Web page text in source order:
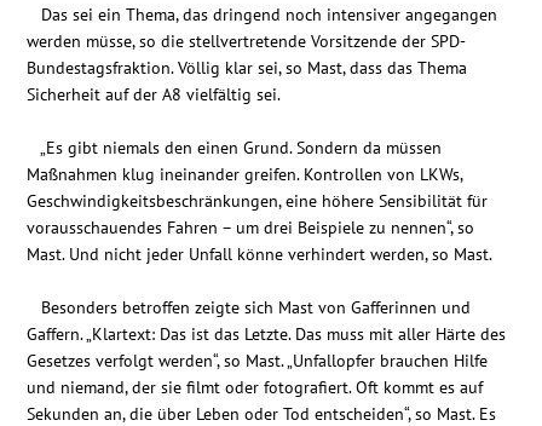
Das sei ein Thema, das dringend noch intensiver angegangen
werden müsse, so die stellvertretende Vorsitzende der SPD-
Bundestagsfraktion. Völlig klar sei, so Mast, dass das Thema
Sicherheit auf der A8 vielfältig sei.
„Es gibt niemals den einen Grund. Sondern da müssen
Maßnahmen klug ineinander greifen. Kontrollen von LKWs,
Geschwindigkeitsbeschränkungen, eine höhere Sensibilität für
vorausschauendes Fahren – um drei Beispiele zu nennen“, so
Mast. Und nicht jeder Unfall könne verhindert werden, so Mast.
Besonders betroffen zeigte sich Mast von Gafferinnen und
Gaffern. „Klartext: Das ist das Letzte. Das muss mit aller Härte des
Gesetzes verfolgt werden“, so Mast. „Unfallopfer brauchen Hilfe
und niemand, der sie filmt oder fotografiert. Oft kommt es auf
Sekunden an, die über Leben oder Tod entscheiden“, so Mast. Es